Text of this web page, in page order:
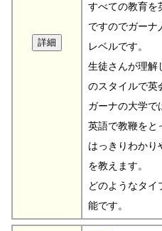
すべての教育を
ですのでガーナ
レベルです。
生徒さんが理解
のスタイルで英
ガーナの大学で
英語で教鞭をと
はっきりわかり
を教えます。
どのようなタイ
能です。